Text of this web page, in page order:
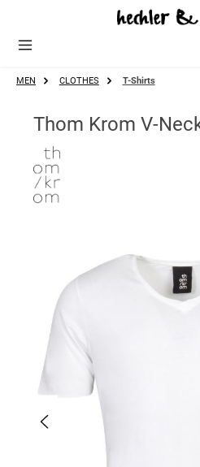
Zum Hauptinhalt springen
MEN CLOTHES T-Shirts
Thom Krom V-